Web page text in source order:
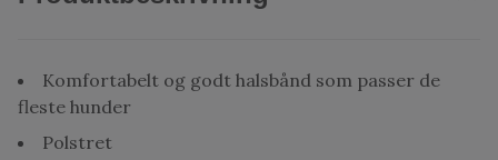
Komfortabelt og godt halsbånd som passer de
fleste hunder
Polstret